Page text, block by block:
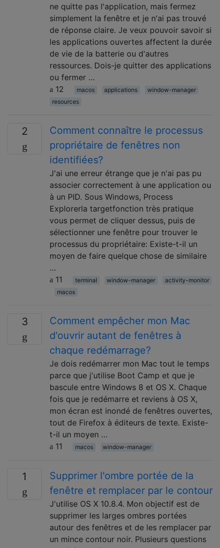
ne quitte pas l'application, mais fermez
simplement la fenêtre et je n'ai pas trouvé
de réponse claire. Je veux pouvoir savoir si
les applications ouvertes affectent la durée
de vie de la batterie ou d'autres
ressources. Dois-je quitter des applications
ou fermer …
12
macos applications
window-manager
resources
2
Comment connaître le processus
propriétaire de fenêtres non
identifiées?
J'ai une erreur étrange que je n'ai pas pu
associer correctement à une application ou
à un PID. Sous Windows, Process
Explorerla targetfonction très pratique
vous permet de cliquer dessus, puis de
sélectionner une fenêtre pour trouver le
processus du propriétaire: Existe-t-il un
moyen de faire quelque chose de similaire
…
11
terminal window-manager
activity-monitor
macos
3
Comment empêcher mon Mac
d'ouvrir autant de fenêtres à
chaque redémarrage?
Je dois redémarrer mon Mac tout le temps
parce que j'utilise Boot Camp et que je
bascule entre Windows 8 et OS X. Chaque
fois que je redémarre et reviens à OS X,
mon écran est inondé de fenêtres ouvertes,
tout de Firefox à éditeurs de texte. Existe-
t-il un moyen …
11
macos window-manager
1
Supprimer l'ombre portée de la
fenêtre et remplacer par le contour
J'utilise OS X 10.8.4. Mon objectif est de
supprimer les larges ombres portées
autour des fenêtres et de les remplacer par
un mince contour noir. Plusieurs questions